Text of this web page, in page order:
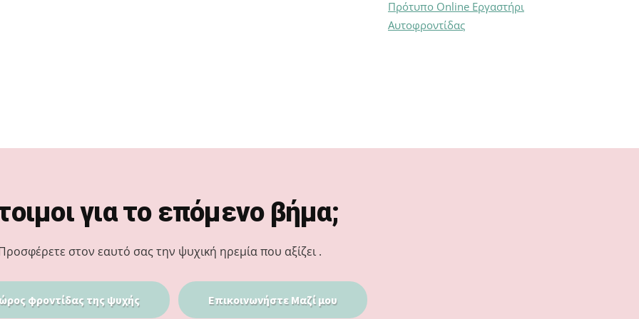
Πρότυπο Online Εργαστήρι
Αυτοφροντίδας
για το επόμενο βήμα;
στον εαυτό σας την ψυχική ηρεμία που αξίζει .
φροντίδας της ψυχής Επικοινωνήστε Μαζί μου